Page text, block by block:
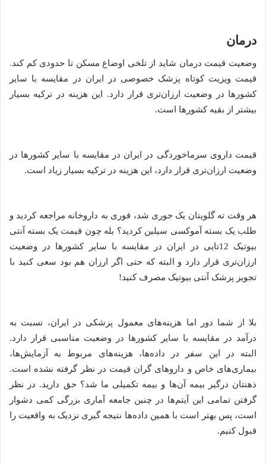
درمان
وضعیت قیمت درمان شاید از تلخی اوضاع مسکن تا حدودی کم کند.
قیمت ویزیت کوتاه پزشک خصوصی در ایران در مقایسه با سایر
کشورها در وضعیت ارزان‌تری قرار دارد. این هزینه در ترکیه بسیار
بیشتر از بقیه کشورها است.
قیمت داروی سرماخوردگی در ایران در مقایسه با سایر کشورها در
وضعیت ارزان‌تری قرار دارد، این هزینه در ترکیه بسیار زیاد است.
هر وقت ته گلویتان یک جوری شد، فوری به داروخانه مراجعه کردید و
طلب یک بسته آموکسی سیلین کردید؟ بله چون قیمت یک بسته آنتی
بیوتیک 12تایی در ایران در مقایسه با سایر کشورها در وضعیت
ارزان‌تری قرار دارد و البته که حتی اگر ارزان هم بود سعی کنید با
تجویز پزشک آنتی بیوتیک مصرف کنید!
بلا از شما دور اما هزینه‌های معمول پزشکی در ایران، نسبت به
درآمد در مقایسه با سایر کشورها در وضعیت مناسبی قرار دارد.
البته در این سفر در داده‌ها، هزینه‌های مربوط به آزمایش‌ها،
بیماری‌های خاص و داروهای گران قیمت در نظر گرفته نشده است.
ذهنتان درگیر بیمه آن‌ها و بیمه تکمیلی ما شد؟ حق دارید. در نظر
گرفتن تمامی این آیتم‌ها در چنین جامعه آماری بزرگی کمی دشوار
است، پس بهتر است با همین داده‌ها نتیجه گیری نزدیک به واقعیت را
قبول کنیم.